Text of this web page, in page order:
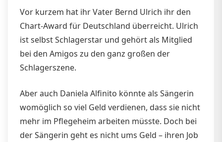
Vor kurzem hat ihr Vater Bernd Ulrich ihr den
Chart-Award für Deutschland überreicht. Ulrich
ist selbst Schlagerstar und gehört als Mitglied
bei den Amigos zu den ganz großen der
Schlagerszene.
Aber auch Daniela Alfinito könnte als Sängerin
womöglich so viel Geld verdienen, dass sie nicht
mehr im Pflegeheim arbeiten müsste. Doch bei
der Sängerin geht es nicht ums Geld – ihren Job